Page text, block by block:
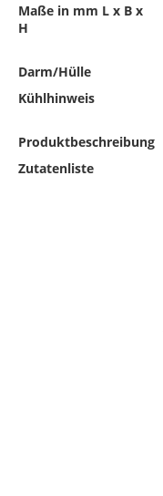
Maße in mm L x B x
H
Darm/Hülle
Kühlhinweis
Produktbeschreibung
Zutatenliste